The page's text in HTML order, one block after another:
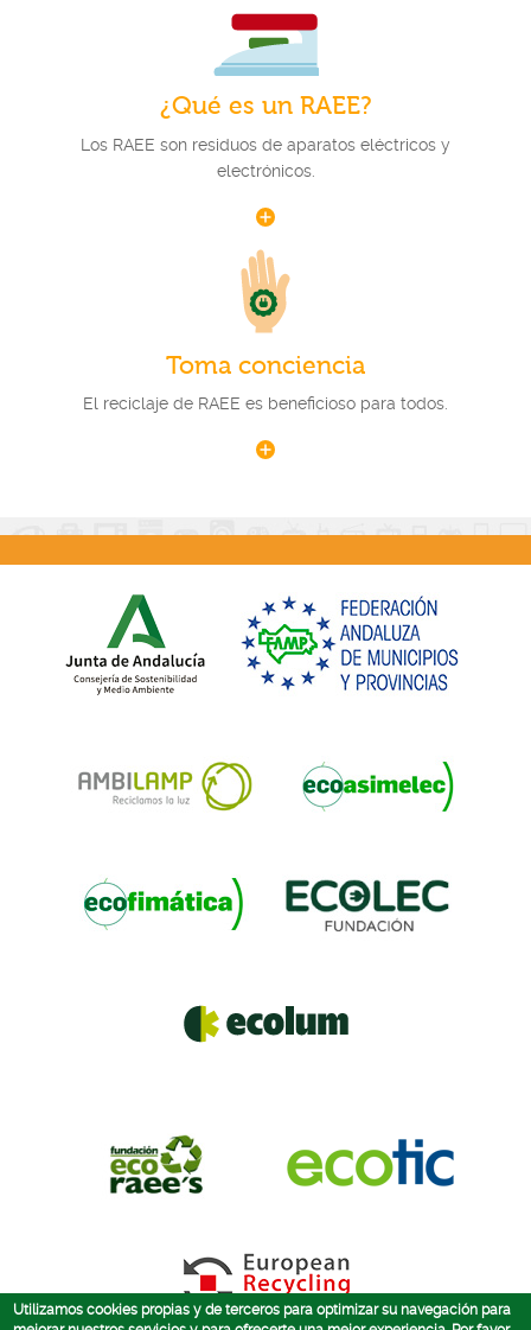
¿Qué es un RAEE?
Los RAEE son residuos de aparatos eléctricos y
electrónicos.
Toma conciencia
El reciclaje de RAEE es beneficioso para todos.
Utilizamos cookies propias y de terceros para optimizar su navegación para